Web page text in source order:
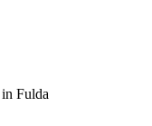
Fulda